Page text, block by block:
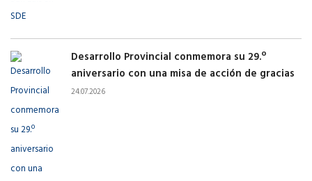
Desarrollo Provincial conmemora su 29.º
aniversario con una misa de acción de gracias
24.07.2026